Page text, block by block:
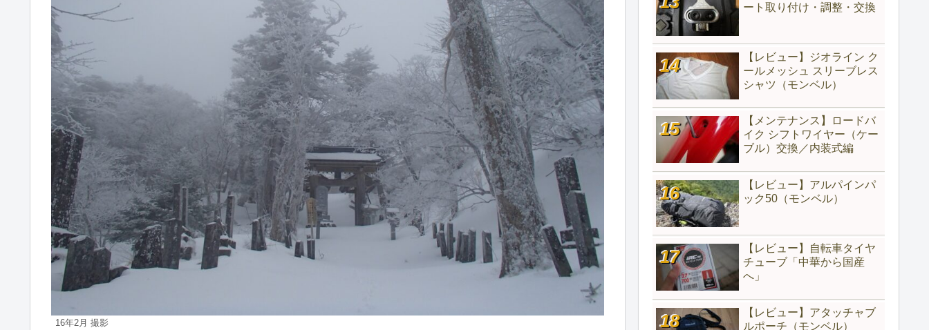
16年2月 撮影
ート取り付け・調整・交換
【レビュー】ジオライン ク
ールメッシュ スリーブレス
シャツ（モンベル）
【メンテナンス】ロードバ
イク シフトワイヤー（ケー
ブル）交換／内装式編
【レビュー】アルパインパ
ック50（モンベル）
【レビュー】自転車タイヤ
チューブ「中華から国産
へ」
【レビュー】アタッチャブ
ルポーチ（モンベル）